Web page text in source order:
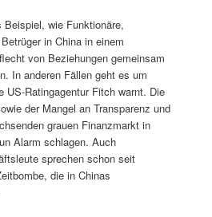
wie Funktionäre,
in China in einem
von Beziehungen gemeinsam
In anderen Fällen geht es um
US-Ratingagentur Fitch warnt. Die
der Mangel an Transparenz und
grauen Finanzmarkt in
Alarm schlagen. Auch
sprechen schon seit
die in Chinas